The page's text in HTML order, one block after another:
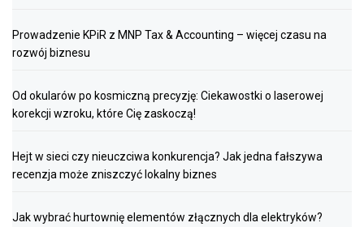
Prowadzenie KPiR z MNP Tax & Accounting – więcej czasu na
rozwój biznesu
Od okularów po kosmiczną precyzję: Ciekawostki o laserowej
korekcji wzroku, które Cię zaskoczą!
Hejt w sieci czy nieuczciwa konkurencja? Jak jedna fałszywa
recenzja może zniszczyć lokalny biznes
Jak wybrać hurtownię elementów złącznych dla elektryków?